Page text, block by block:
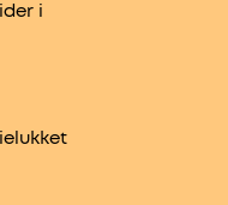
i